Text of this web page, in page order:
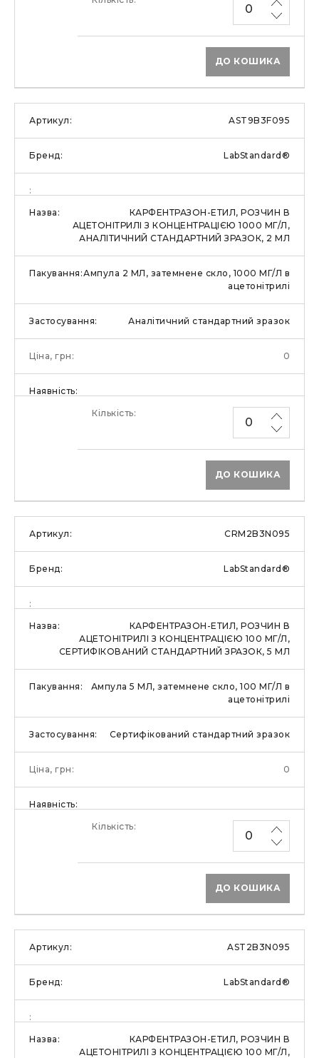
ДО КОШИКА
AST9B3F095
LabStandard®
КАРФЕНТРАЗОН-ЕТИЛ, РОЗЧИН В
АЦЕТОНІТРИЛІ З КОНЦЕНТРАЦІЄЮ 1000 МГ/Л,
АНАЛІТИЧНИЙ СТАНДАРТНИЙ ЗРАЗОК, 2 МЛ
Ампула 2 МЛ, затемнене скло, 1000 МГ/Л в
ацетонітрилі
Аналітичний стандартний зразок
0
ДО КОШИКА
CRM2B3N095
LabStandard®
КАРФЕНТРАЗОН-ЕТИЛ, РОЗЧИН В
АЦЕТОНІТРИЛІ З КОНЦЕНТРАЦІЄЮ 100 МГ/Л,
СЕРТИФІКОВАНИЙ СТАНДАРТНИЙ ЗРАЗОК, 5 МЛ
Ампула 5 МЛ, затемнене скло, 100 МГ/Л в
ацетонітрилі
Сертифікований стандартний зразок
0
ДО КОШИКА
AST2B3N095
LabStandard®
КАРФЕНТРАЗОН-ЕТИЛ, РОЗЧИН В
АЦЕТОНІТРИЛІ З КОНЦЕНТРАЦІЄЮ 100 МГ/Л,